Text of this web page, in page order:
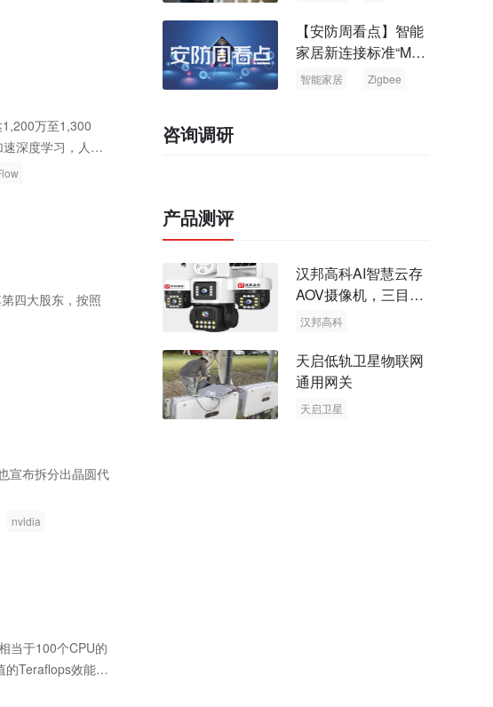
万至1,300
深度学习，人工
四大股东，按照
宣布拆分出晶圆代
nvidia
当于100个CPU的
的Teraflops效能则
【安防周看点】智能
家居新连接标准“Matt
er” Zigbee联盟更名
智能家居 Zigbee
咨询调研
产品测评
汉邦高科AI智慧云存
AOV摄像机，三目太
阳能多摄球机
汉邦高科
太阳能多摄球机
天启低轨卫星物联网
通用网关
天启卫星